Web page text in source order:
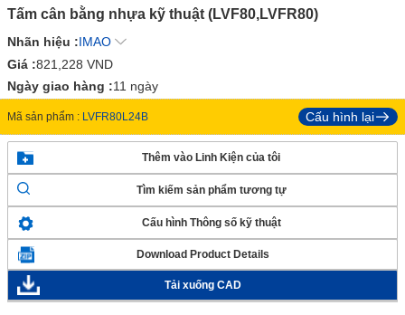
Tấm cân bằng nhựa kỹ thuật (LVF80,LVFR80)
Nhãn hiệu :IMAO
Giá :821,228 VND
Ngày giao hàng :11 ngày
Mã sản phẩm : LVFR80L24B Cấu hình lại
Thêm vào Linh Kiện của tôi
Tìm kiếm sản phẩm tương tự
Cấu hình Thông số kỹ thuật
Download Product Details
Tải xuống CAD